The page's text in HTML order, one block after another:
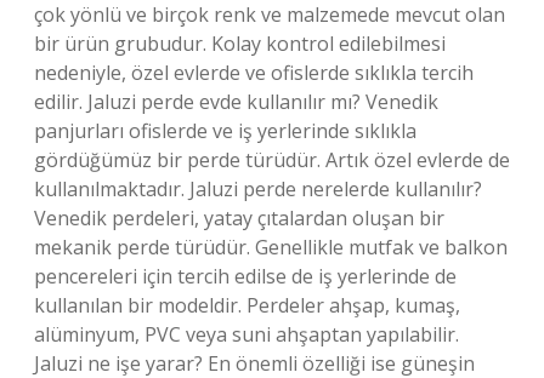
çok yönlü ve birçok renk ve malzemede mevcut olan
bir ürün grubudur. Kolay kontrol edilebilmesi
nedeniyle, özel evlerde ve ofislerde sıklıkla tercih
edilir. Jaluzi perde evde kullanılır mı? Venedik
panjurları ofislerde ve iş yerlerinde sıklıkla
gördüğümüz bir perde türüdür. Artık özel evlerde de
kullanılmaktadır. Jaluzi perde nerelerde kullanılır?
Venedik perdeleri, yatay çıtalardan oluşan bir
mekanik perde türüdür. Genellikle mutfak ve balkon
pencereleri için tercih edilse de iş yerlerinde de
kullanılan bir modeldir. Perdeler ahşap, kumaş,
alüminyum, PVC veya suni ahşaptan yapılabilir.
Jaluzi ne işe yarar? En önemli özelliği ise güneşin